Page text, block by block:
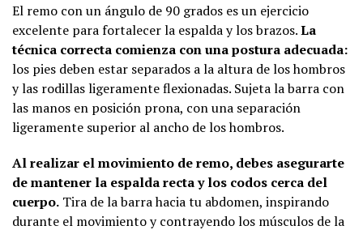
El remo con un ángulo de 90 grados es un ejercicio
excelente para fortalecer la espalda y los brazos.La
técnica correcta comienza con una postura adecuada:
los pies deben estar separados a la altura de los hombros
y las rodillas ligeramente flexionadas. Sujeta la barra con
las manos en posición prona, con una separación
ligeramente superior al ancho de los hombros.
Al realizar el movimiento de remo, debes asegurarte
de mantener la espalda recta y los codos cerca del
cuerpo. Tira de la barra hacia tu abdomen, inspirando
durante el movimiento y contrayendo los músculos de la